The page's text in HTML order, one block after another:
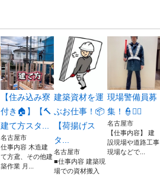
【住み込み寮
付き🏠】【🔨
建て方スタ...
名古屋市
仕事内容 木造建
て方鳶、その他建
築作業 月...
建築資材を運
ぶお仕事！📦
【荷揚げス
タ...
名古屋市
■仕事内容 建築現
場での資材搬入
現場警備員募
集！👮👮‍♂️
名古屋市
【仕事内容】 建
設現場や道路工事
現場などで...